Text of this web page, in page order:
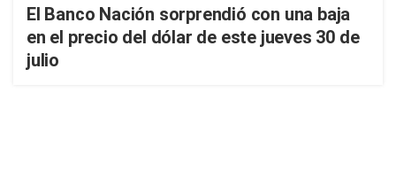
El Banco Nación sorprendió con una baja
en el precio del dólar de este jueves 30 de
julio